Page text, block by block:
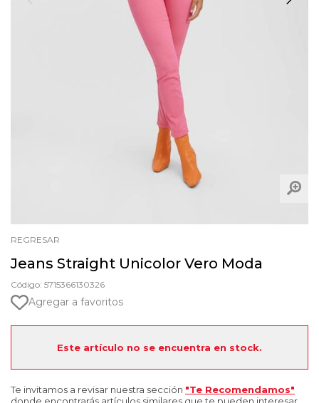
REGRESAR
Jeans Straight Unicolor Vero Moda
Código: 5715366130326
Agregar a favoritos
Este artículo no se encuentra en stock.
Te invitamos a revisar nuestra sección "Te Recomendamos"
donde encontrarás artículos similares que te pueden interesar.